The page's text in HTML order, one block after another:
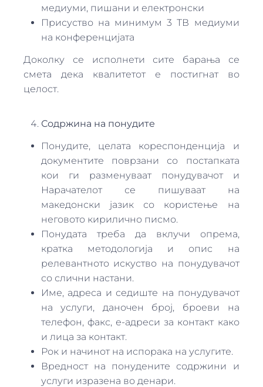
медиуми, пишани и електронски
Присуство на минимум 3 ТВ медиуми
на конференцијата
Доколку се исполнети сите барања се
смета дека квалитетот е постигнат во
целост.
Содржина на понудите
Понудите, целата кореспонденција и
документите поврзани со постапката
кои ги разменуваат понудувачот и
Нарачателот се пишуваат на
македонски јазик со користење на
неговото кирилично писмо.
Понудата треба да вклучи опрема,
кратка методологија и опис на
релевантното искуство на понудувачот
со слични настани.
Име, адреса и седиште на понудувачот
на услуги, даночен број, броеви на
телефон, факс, е-адреси за контакт како
и лица за контакт.
Рок и начинот на испорака на услугите.
Вредност на понудените содржини и
услуги изразена во денари.